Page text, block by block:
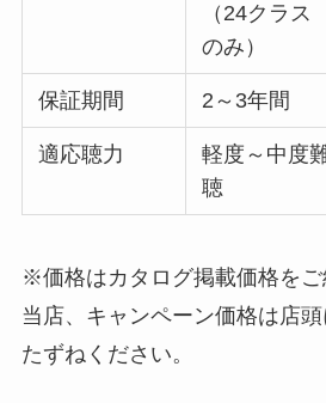
（24クラス
のみ）
保証期間 2～3年間
適応聴力
軽度～中度
聴
※価格はカタログ掲載価格をご
当店、キャンペーン価格は店
たずねください。